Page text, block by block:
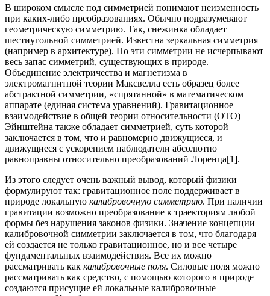
В широком смысле под симметрией понимают неизменность
при каких-либо преобразованиях. Обычно подразумевают
геометрическую симметрию. Так, снежинка обладает
шестиугольной симметрией. Известна зеркальная симметрия
(например в архитектуре). Но эти симметрии не исчерпывают
весь запас симметрий, существующих в природе.
Объединение электричества и магнетизма в
электромагнитной теории Максвелла есть образец более
абстрактной симметрии, «спрятанной» в математическом
аппарате (единая система уравнений). Гравитационное
взаимодействие в общей теории относительности (ОТО)
Эйнштейна также обладает симметрией, суть которой
заключается в том, что и равномерно движущиеся, и
движущиеся с ускорением наблюдатели абсолютно
равноправны относительно преобразований Лоренца[1].
Из этого следует очень важный вывод, который физики
формулируют так: гравитационное поле поддерживает в
природе локальную калибровочную симметрию. При наличии
гравитации возможно преобразование к траекториям любой
формы без нарушения законов физики. Значение концепции
калибровочной симметрии заключается в том, что благодаря
ей создается не только гравитационное, но и все четыре
фундаментальных взаимодействия. Все их можно
рассматривать как калибровочные поля. Силовые поля можно
рассматривать как средство, с помощью которого в природе
создаются присущие ей локальные калибровочные